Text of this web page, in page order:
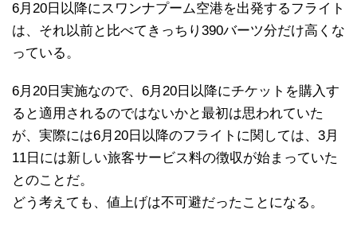
6月20日以降にスワンナプーム空港を出発するフライト
は、それ以前と比べてきっちり390バーツ分だけ高くな
っている。
6月20日実施なので、6月20日以降にチケットを購入す
ると適用されるのではないかと最初は思われていた
が、実際には6月20日以降のフライトに関しては、3月
11日には新しい旅客サービス料の徴収が始まっていた
とのことだ。
どう考えても、値上げは不可避だったことになる。